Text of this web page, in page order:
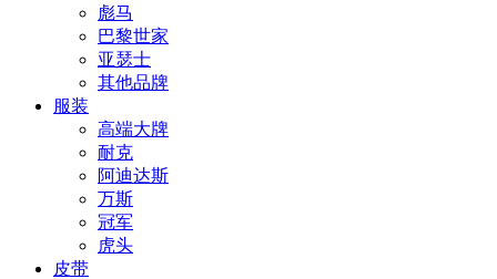
彪马
巴黎世家
亚瑟士
其他品牌
服装
高端大牌
耐克
阿迪达斯
万斯
冠军
虎头
皮带